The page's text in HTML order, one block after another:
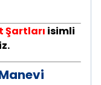
Şartları isimli